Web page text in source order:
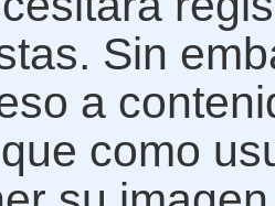
Sin
a
como